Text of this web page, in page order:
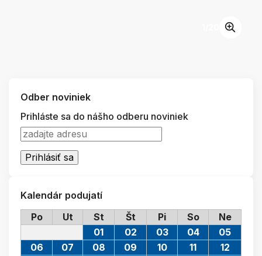
Odber noviniek
Prihláste sa do nášho odberu noviniek
Kalendár podujatí
Po
Ut St Št Pi So Ne
01 02 03 04
05
06
07 08 09 10 11
12